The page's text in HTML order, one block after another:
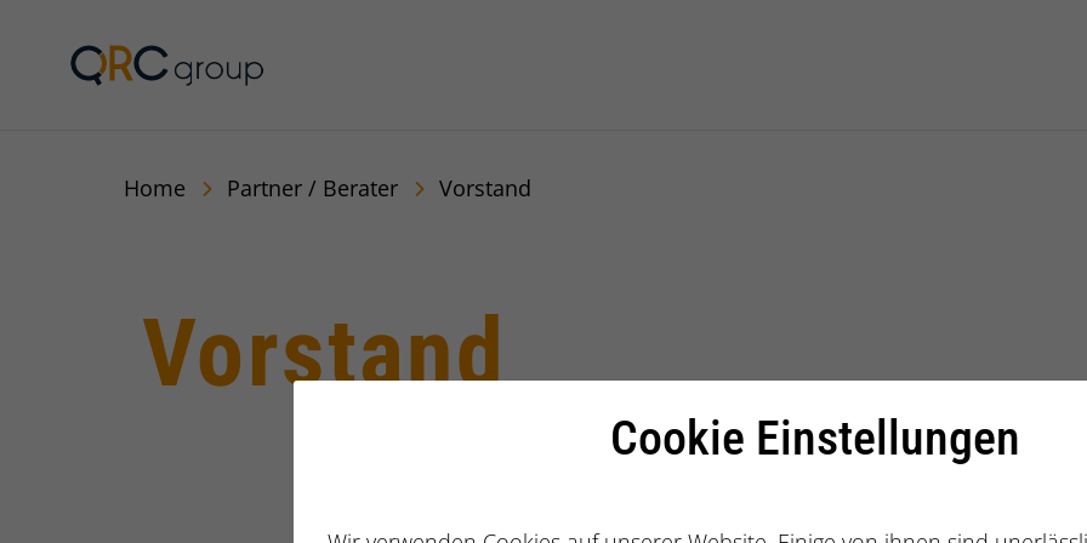
Home Partner / Berater Vorstand
Vorstand
Cookie Einstellungen